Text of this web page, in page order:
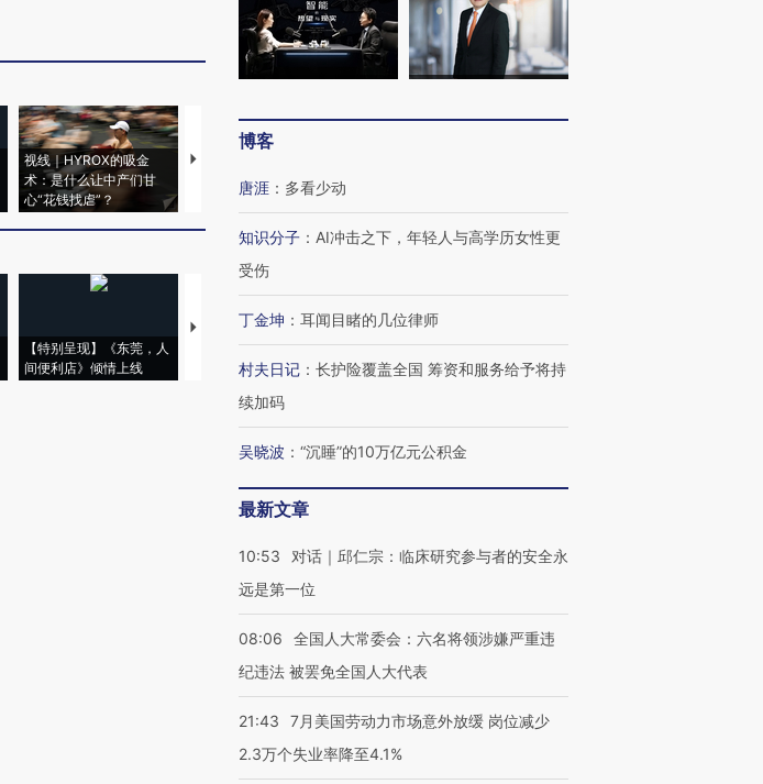
视线｜HYROX的吸金
术：是什么让中产们甘
心“花钱找虐”？
马航飞行员跨国走私7万
粒摇头丸 尿检体内含3种
【特别呈现】《东莞，人
间便利店》倾情上线
【推广】走进第四届链博
会，让数智科技“链”接产
【特别呈现】寻找100种
有意思的生活方式·第三对
CFO：不靠规模取胜，华
住三大增长引擎是什么？
博客
唐涯 ： 多看少动
知识分子 ： AI冲击之下，年轻人与高学历女性更
受伤
丁金坤 ： 耳闻目睹的几位律师
村夫日记 ： 长护险覆盖全国 筹资和服务给予将持
续加码
吴晓波 ： “沉睡”的10万亿元公积金
最新文章
10:53
对话｜邱仁宗：临床研究参与者的安全永
远是第一位
08:06
全国人大常委会：六名将领涉嫌严重违
纪违法 被罢免全国人大代表
21:43
7月美国劳动力市场意外放缓 岗位减少
2.3万个失业率降至4.1%